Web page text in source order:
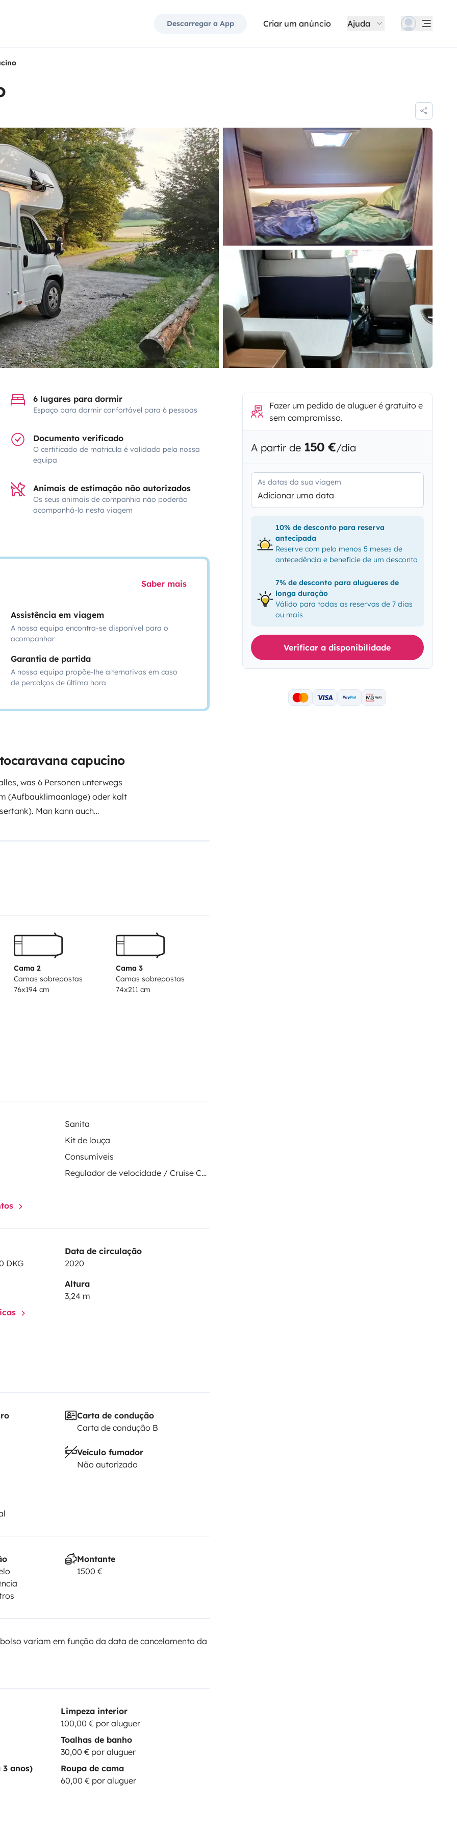
Descarregar a App Criar um anúncio Ajuda
6 lugares para dormir
Espaço para dormir confortável para 6 pessoas
Documento verificado
O certificado de matrícula é validado pela nossa
equipa
Animais de estimação não autorizados
Os seus animais de companhia não poderão
acompanhá-lo nesta viagem
Saber mais
Assistência em viagem
A nossa equipa encontra-se disponível para o
acompanhar
Garantia de partida
A nossa equipa propõe-lhe alternativas em caso
de percalços de última hora
capucino
was 6 Personen unterwegs
(Aufbauklimaanlage) oder kalt
Man kann auch
Heck ist auch für Erwachsene
Toilettenchemie und 2
Eigengewicht ergibt sich
Gepäck und Passagiere
aus versicherungstechnischen
Es wird keine andere Art der
Cama 2
Camas sobrepostas
76x194 cm
Cama 3
Camas sobrepostas
74x211 cm
Sanita
Kit de louça
Consumíveis
Regulador de velocidade / Cruise Control
DKG
Data de circulação
2020
Altura
3,24 m
Carta de condução
Carta de condução B
Veículo fumador
Não autorizado
Montante
1500 €
variam em função da data de cancelamento da
Limpeza interior
100,00 € por aluguer
Toalhas de banho
30,00 € por aluguer
3 anos)
Roupa de cama
60,00 € por aluguer
Fazer um pedido de aluguer é gratuito e
sem compromisso.
A partir de 150 €/dia
As datas da sua viagem
Adicionar uma data
10% de desconto para reserva
antecipada
Reserve com pelo menos 5 meses de
antecedência e beneficie de um desconto
7% de desconto para alugueres de
longa duração
Válido para todas as reservas de 7 dias
ou mais
Verificar a disponibilidade